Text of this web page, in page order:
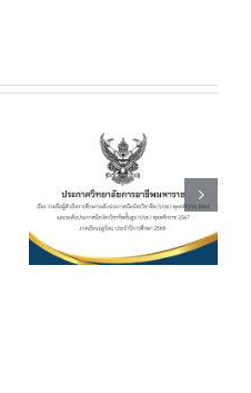
ประกาศวิทยา
กำหนดการ และ
อัตราการจัดเก็บ
ค่าบำรุงการ
ศึกษา ค่า
หน่วยกิตรายวิชา